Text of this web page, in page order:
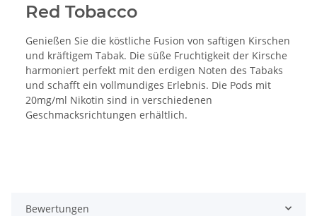
Red Tobacco
Genießen Sie die köstliche Fusion von saftigen Kirschen
und kräftigem Tabak. Die süße Fruchtigkeit der Kirsche
harmoniert perfekt mit den erdigen Noten des Tabaks
und schafft ein vollmundiges Erlebnis. Die Pods mit
20mg/ml Nikotin sind in verschiedenen
Geschmacksrichtungen erhältlich.
Bewertungen